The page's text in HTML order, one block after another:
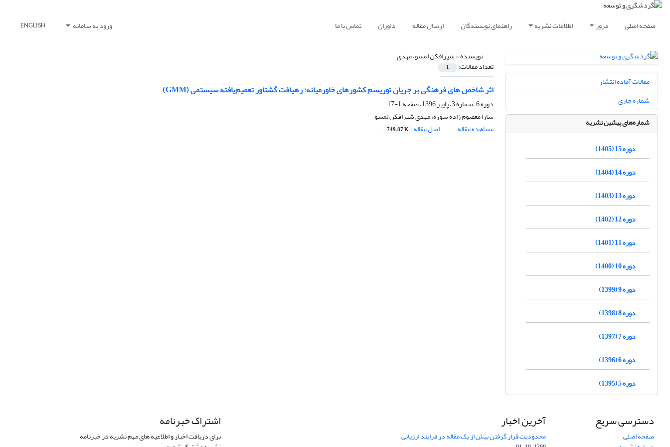
صفحه اصلی مرور اطلاعات نشریه راهنمای نویسندگان ارسال مقاله داوران تماس با ما ورود به سامانه ENGLISH
نویسنده =شیرافکن لمسو، مهدی
تعداد مقالات: 1
اثر شاخص های فرهنگی بر جریان توریسم کشورهای خاورمیانه: رهیافت گشتاور تعمیم‌یافته سیستمی (GMM)
دوره 6، شماره 3، پاییز 1396، صفحه
1-17
سارا معصوم زاده سوره، مهدی شیرافکن لمسو
مشاهده مقاله
اصل مقاله 749.87 K
مقالات آماده انتشار
شماره جاری
شماره‌های پیشین نشریه
دوره 15 (1405)
دوره 14 (1404)
دوره 13 (1403)
دوره 12 (1402)
دوره 11 (1401)
دوره 10 (1400)
دوره 9 (1399)
دوره 8 (1398)
دوره 7 (1397)
دوره 6 (1396)
دوره 5 (1395)
دسترسی سریع
صفحه اصلی
آخرین اخبار
محدودیت قرار گرفتن بیش از یک مقاله در فرایند ارزیابی
اشتراک خبرنامه
برای دریافت اخبار و اطلاعیه های مهم نشریه در خبرنامه